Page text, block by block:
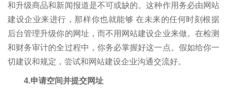
和升级商品和新闻报道是不可或缺的。这种作用务必由网站
建设企业来进行，那样你也就能够 在未来的任何时刻根据
后台管理升级你的网址，而不用网站建设企业来做。在检测
和财务审计的全过程中，你务必掌握好这一点。假如给你一
切建议和规定，尝试和网站建设企业沟通交流好。
4.申请空间并提交网址